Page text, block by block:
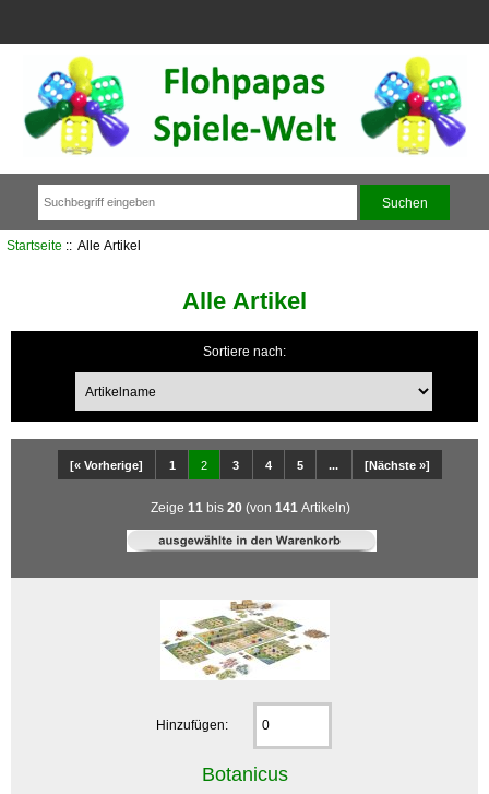
Startseite :: Alle Artikel
Alle Artikel
Sortiere nach:
[« Vorherige] 1 2 3 4 5 ... [Nächste »]
Zeige 11bis 20(von 141Artikeln)
Hinzufügen:
Botanicus